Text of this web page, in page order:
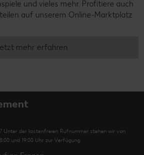
und vieles mehr. Profitiere auch
auf unserem Online-Marktplatz
mehr erfahren
Unter der kostenfreien Rufnummer stehen wir von
und 19:00 Uhr zur Verfügung.